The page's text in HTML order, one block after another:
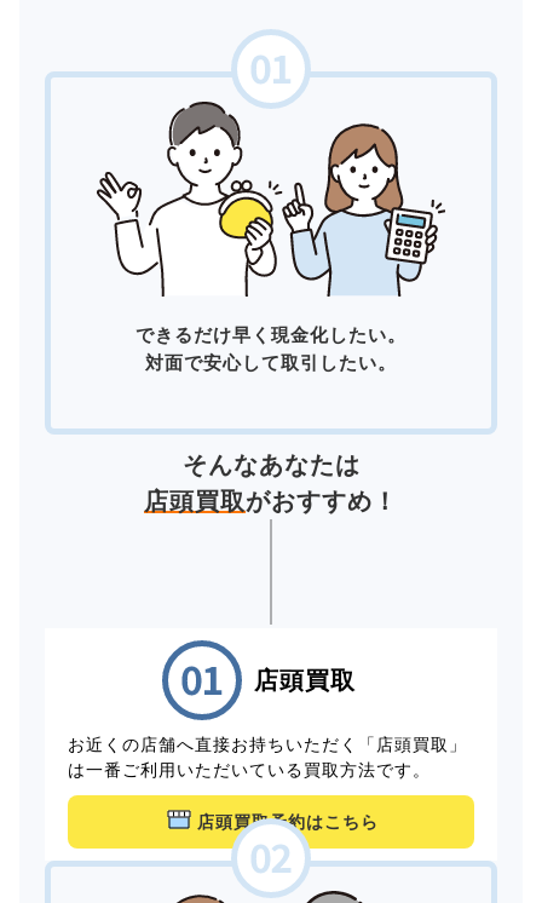
できるだけ早く現金化したい。
対面で安心して取引したい。
そんなあなたは
店頭買取がおすすめ！
店頭買取
お近くの店舗へ直接お持ちいただく「店頭買取」
は一番ご利用いただいている買取方法です。
店頭買取予約はこちら